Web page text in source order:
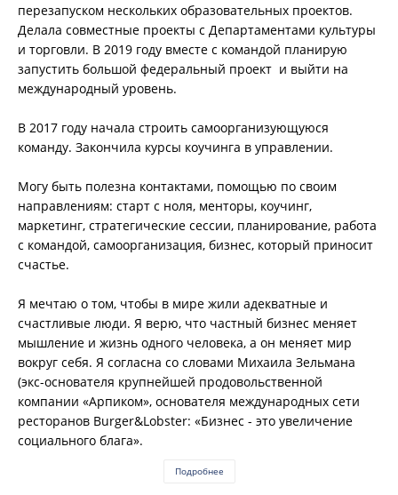
перезапуском нескольких образовательных проектов.
Делала совместные проекты с Департаментами культуры
и торговли. В 2019 году вместе с командой планирую
запустить большой федеральный проект и выйти на
международный уровень.
В 2017 году начала строить самоорганизующуюся
команду. Закончила курсы коучинга в управлении.
Могу быть полезна контактами, помощью по своим
направлениям: старт с ноля, менторы, коучинг,
маркетинг, стратегические сессии, планирование, работа
с командой, самоорганизация, бизнес, который приносит
счастье.
Я мечтаю о том, чтобы в мире жили адекватные и
счастливые люди. Я верю, что частный бизнес меняет
мышление и жизнь одного человека, а он меняет мир
вокруг себя. Я согласна со словами Михаила Зельмана
(экс-основателя крупнейшей продовольственной
компании «Арпиком», основателя международных сети
ресторанов Burger&Lobster: «Бизнес - это увеличение
социального блага».
Подробнее